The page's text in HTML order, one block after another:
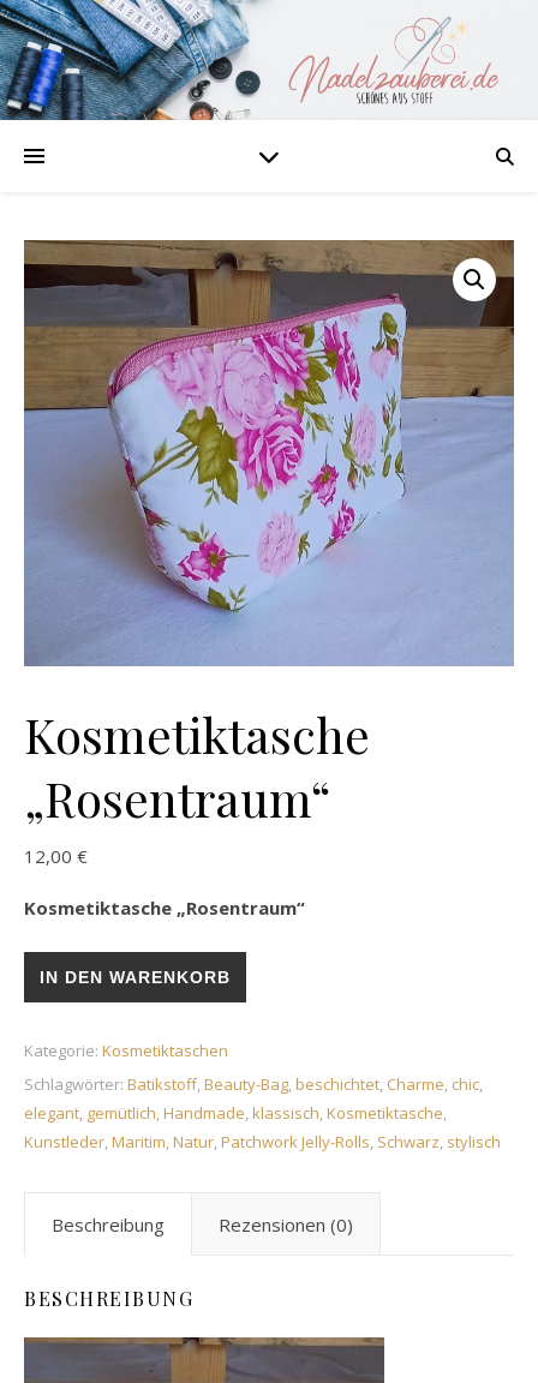
Kosmetiktasche
„Rosentraum“
12,00 €
Kosmetiktasche „Rosentraum“
Kosmetiktasche „Rosentraum“ Menge
IN DEN WARENKORB
Kategorie: Kosmetiktaschen
Schlagwörter: Batikstoff,Beauty-Bag,beschichtet, Charme, chic,
elegant, gemütlich,Handmade,klassisch,Kosmetiktasche,
Kunstleder,Maritim,Natur,Patchwork Jelly-Rolls, Schwarz, stylisch
Beschreibung Rezensionen (0)
BESCHREIBUNG